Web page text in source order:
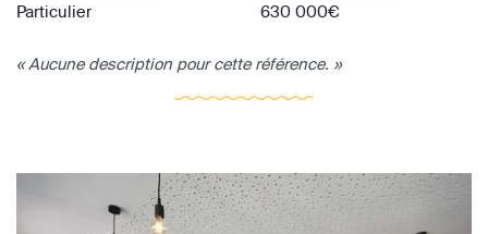
Particulier
630 000€
« Aucune description pour cette référence. »